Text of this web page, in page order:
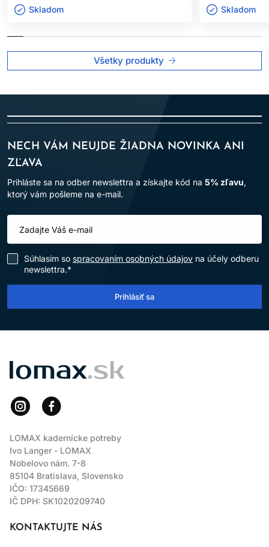
Výrobok je určený len na
profesionálne použitie v
Po aplikácii vlasy dôkladne opláchnite.
Dodržiavanie uvedených pokynov pomáha minimalizovať riziko
Skladom ㅤ
Skladom ㅤ
Všetky produkty
NECH VÁM NEUJDE ŽIADNA NOVINKA ANI
ZĽAVA
Prihláste sa na odber newslettra a získajte kód na 5% zľavu,
ktorý vám pošleme na e-mail.
Súhlasím so spracovaním osobných údajov na účely odberu
newslettra.*
Prihlásiť sa
LOMAX
LOMAX kadernícke potreby
Ivo Langer - LOMAX
Nobelovo nám. 7-8
85104 Bratislava, Slovensko
IČO: 17345669
IČ DPH: SK1020209740
KONTAKTUJTE NÁS